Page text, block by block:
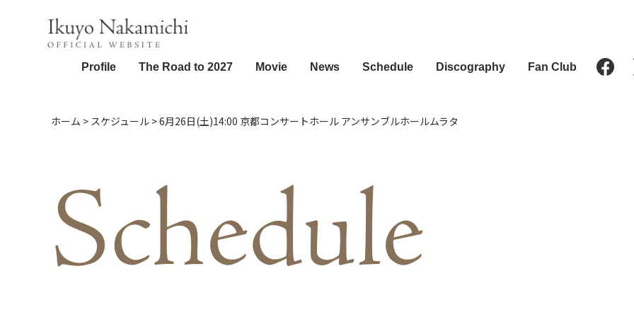
Profile The Road to 2027 Movie News Schedule Discography Fan Club
ホーム > スケジュール >6月26日(土)14:00 京都コンサートホール アンサンブルホールムラタ